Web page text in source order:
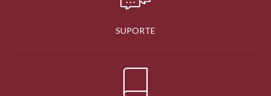
SUPORTE